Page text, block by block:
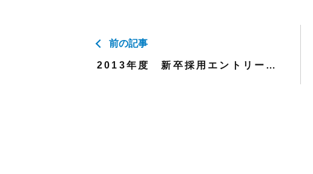
前の記事
2013年度 新卒採用エントリーシート